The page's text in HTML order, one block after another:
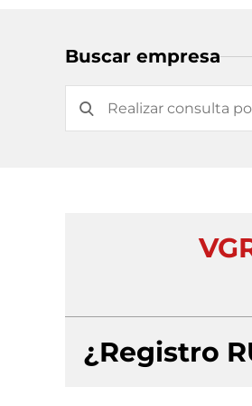
Buscar empresa
¿Registro